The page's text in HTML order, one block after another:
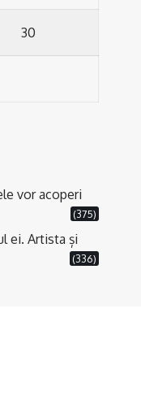
30
vor acoperi
(375)
ei. Artista și
(336)